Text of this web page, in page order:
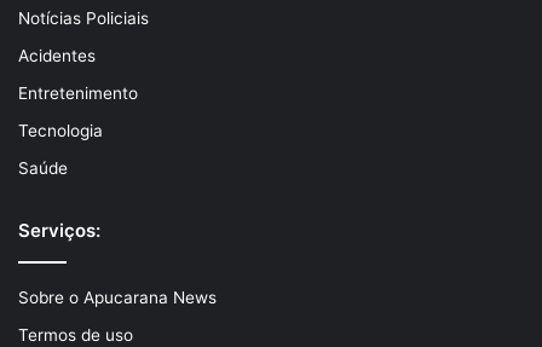
Notícias Policiais
Acidentes
Entretenimento
Tecnologia
Saúde
Serviços:
Sobre o Apucarana News
Termos de uso